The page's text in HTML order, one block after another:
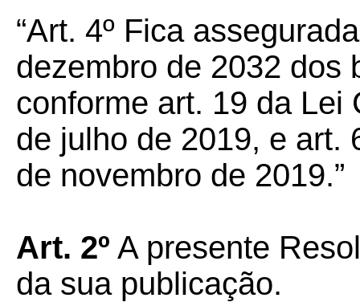
“Art. 4º Fica
dezembro de 2032 dos
conforme art. 19 da Lei
de julho de 2019, e art.
de novembro de 2019.”
Art. 2º A presente
da sua publicação.